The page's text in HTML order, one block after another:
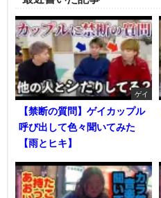
ゲイ
【禁断の質問】ゲイカップル
呼び出して色々聞いてみた
【雨とヒキ】